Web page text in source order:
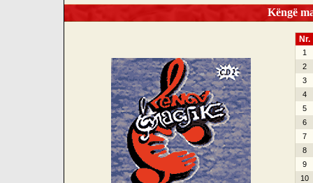
Këngë
Nr.
1
2
3
4
5
6
7
8
9
10